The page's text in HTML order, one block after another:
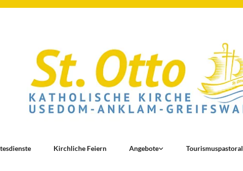
Kirchliche Feiern Angebote Tourismuspastoral